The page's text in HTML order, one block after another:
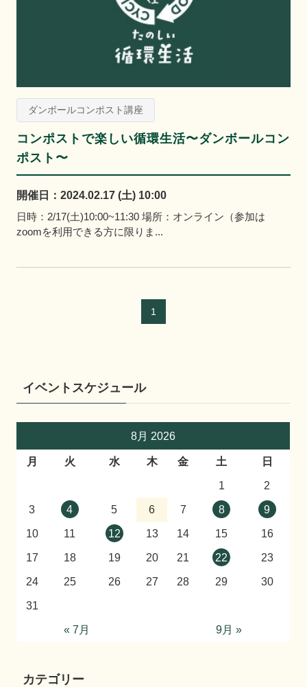
ダンボールコンポスト講座
コンポストで楽しい循環生活〜ダンボールコン
ポスト〜
開催日：2024.02.17 (土) 10:00
日時：2/17(土)10:00~11:30 場所：オンライン（参加は
zoomを利用できる方に限りま...
1
イベントスケジュール
8月 2026
月 火 水 木 金 土
日
1
2
3
4 5 6 7 8
9
10
11 12 13 14 15
16
17
18 19 20 21 22
23
24
25 26 27 28 29
30
31
« 7月
9月 »
カテゴリー